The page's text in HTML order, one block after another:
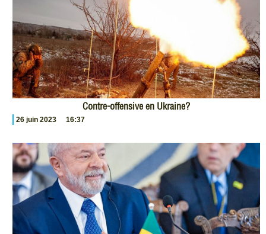
Contre-offensive en Ukraine?
26 juin 2023 16:37